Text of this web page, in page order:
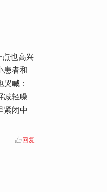
也高兴
患者和
喊：
减轻噪
紧闭中
回复